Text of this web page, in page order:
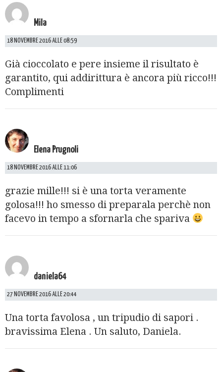
Mila
18 NOVEMBRE 2016 ALLE 08:59
Già cioccolato e pere insieme il risultato è
garantito, qui addirittura è ancora più ricco!!!
Complimenti
Elena Prugnoli
18 NOVEMBRE 2016 ALLE 11:06
grazie mille!!! si è una torta veramente
golosa!!! ho smesso di preparala perchè non
facevo in tempo a sfornarla che spariva
daniela64
27 NOVEMBRE 2016 ALLE 20:44
Una torta favolosa , un tripudio di sapori .
bravissima Elena . Un saluto, Daniela.